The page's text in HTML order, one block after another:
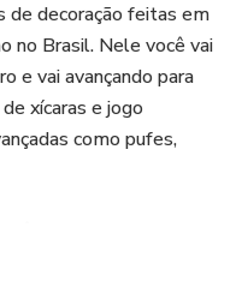
de decoração feitas em
no Brasil. Nele você vai
e vai avançando para
xícaras e jogo
como pufes,
quiser, de onde